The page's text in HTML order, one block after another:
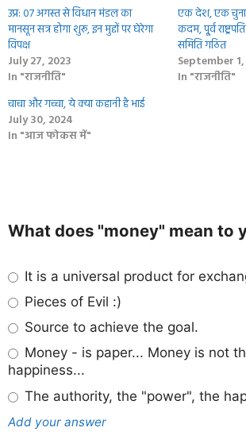
उप्र: 07 अगस्त से विधान मंडल का
मानसून सत्र होगा शुरू, इन मुद्दों पर घेरेगा
विपक्ष
July 27, 2023
In "राजनीति"
एक देश, एक
कदम, पू्र्व
समिति गठित
September
In "राजनीति"
चाचा और गच्‍चा, ये क्‍या कहानी है भाई
July 30, 2024
In "आज फोकस में"
What does "money" mean to
It is a universal product for
Pieces of Evil :)
Source to achieve the goal.
Money - is paper... Money is not
happiness...
The authority, the "power", the
Add your answer